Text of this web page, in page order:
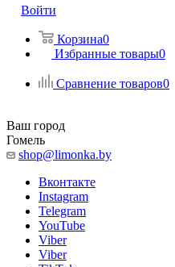
Войти
Корзина0
Избранные товары0
Сравнение товаров0
Ваш город
Гомель
shop@limonka.by
Вконтакте
Instagram
Telegram
YouTube
Viber
Viber